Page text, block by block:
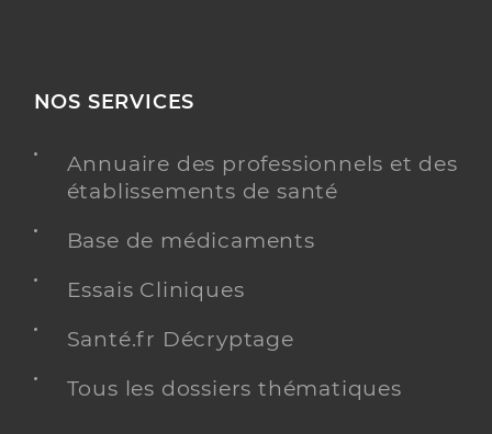
NOS SERVICES
Annuaire des professionnels et des
établissements de santé
Base de médicaments
Essais Cliniques
Santé.fr Décryptage
Tous les dossiers thématiques